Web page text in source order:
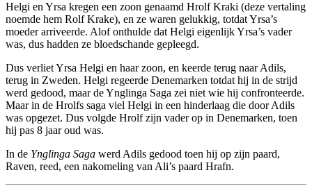
Helgi en Yrsa kregen een zoon genaamd Hrolf Kraki (deze vertaling
noemde hem Rolf Krake), en ze waren gelukkig, totdat Yrsa’s
moeder arriveerde. Alof onthulde dat Helgi eigenlijk Yrsa’s vader
was, dus hadden ze bloedschande gepleegd.
Dus verliet Yrsa Helgi en haar zoon, en keerde terug naar Adils,
terug in Zweden. Helgi regeerde Denemarken totdat hij in de strijd
werd gedood, maar de Ynglinga Saga zei niet wie hij confronteerde.
Maar in de Hrolfs saga viel Helgi in een hinderlaag die door Adils
was opgezet. Dus volgde Hrolf zijn vader op in Denemarken, toen
hij pas 8 jaar oud was.
In de Ynglinga Saga werd Adils gedood toen hij op zijn paard,
Raven, reed, een nakomeling van Ali’s paard Hrafn.